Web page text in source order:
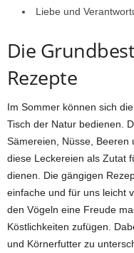
Liebe und
Die
Rezepte
Im Sommer können sich
Tisch der Natur bedienen.
Sämereien, Nüsse, Beeren
diese Leckereien als Zutat
dienen. Die gängigen
einfache und für uns leicht
den Vögeln eine Freude
Köstlichkeiten zufügen.
und Körnerfutter zu